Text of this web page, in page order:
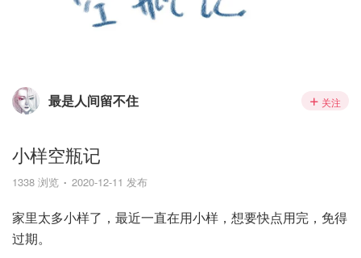
最是人间留不住 关注
小样空瓶记
1338 浏览 2020-12-11 发布
家里太多小样了，最近一直在用小样，想要快点用完，免得
过期。